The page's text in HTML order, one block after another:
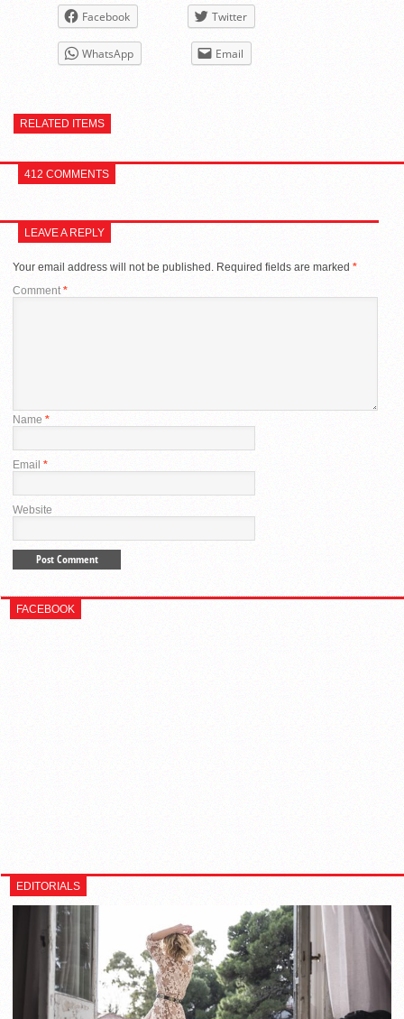
Facebook Twitter
WhatsApp Email
RELATED ITEMS
412 COMMENTS
LEAVE A REPLY
Your email address will not be published. Required fields are marked *
Comment*
Name *
Email *
Website
FACEBOOK
EDITORIALS